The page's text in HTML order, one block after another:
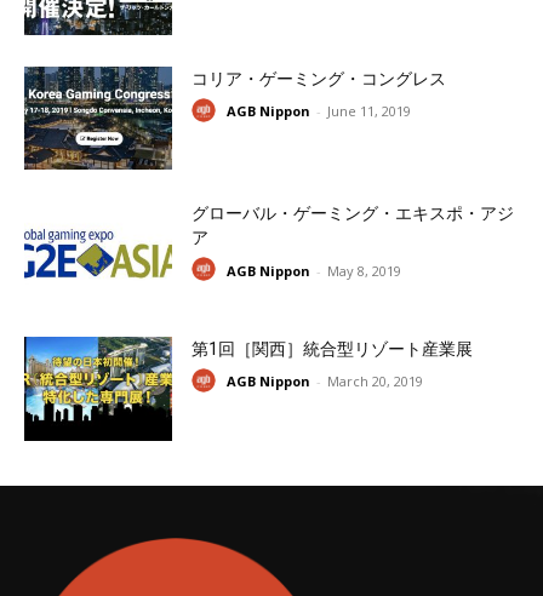
コリア・ゲーミング・コングレス
AGB Nippon - June 11, 2019
グローバル・ゲーミング・エキスポ・アジ
ア
AGB Nippon - May 8, 2019
第1回［関西］統合型リゾート産業展
AGB Nippon - March 20, 2019